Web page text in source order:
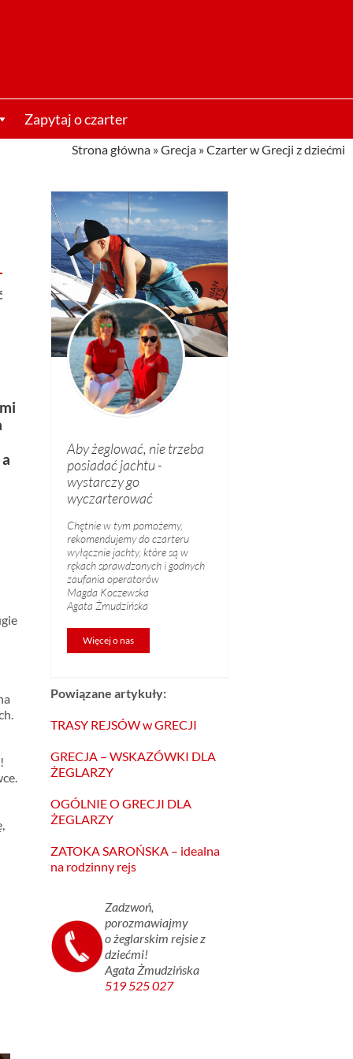
Zapytaj o czarter
Strona główna »Grecja »Czarter w Grecji z dziećmi
Aby żeglować, nie trzeba
posiadać jachtu -
wystarczy go
wyczarterować
Chętnie w tym pomożemy,
rekomendujemy do czarteru
wyłącznie jachty, które są w
rękach sprawdzonych i godnych
zaufania operatorów
Magda Koczewska
Agata Żmudzińska
Więcej o nas
Powiązane artykuły:
TRASY REJSÓW w GRECJI
GRECJA – WSKAZÓWKI DLA
ŻEGLARZY
OGÓLNIE O GRECJI DLA
ŻEGLARZY
ZATOKA SAROŃSKA – idealna
na rodzinny rejs
Zadzwoń,
porozmawiajmy
o żeglarskim rejsie z
dziećmi!
Agata Żmudzińska
519 525 027